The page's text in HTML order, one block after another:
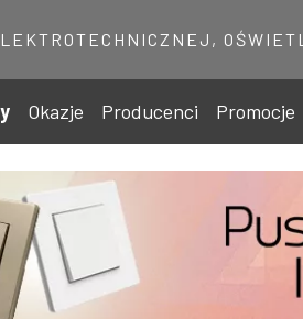
Okazje Producenci Promocje